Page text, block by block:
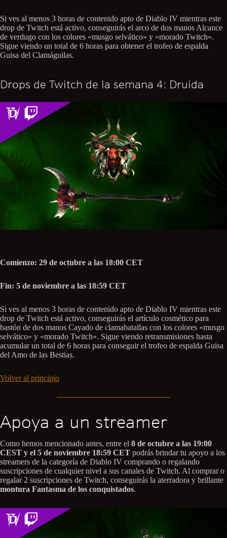
Si ves al menos 3 horas de contenido apto de Diablo IV mientras este
drop de Twitch está activo, conseguirás el arco de dos manos Alcance
de verdugo con los colores «musgo selvático» y «morado Twitch».
Sigue viendo un total de 6 horas para obtener el trofeo de espalda
Guisa del Clamáguilas.
Drops de Twitch de la semana 4: Druida
Comienzo: 29 de octubre a las 18:00 CET
Fin: 5 de noviembre a las 18:59 CET
Si ves al menos 3 horas de contenido apto de Diablo IV mientras este
drop de Twitch está activo, conseguirás el artículo cosmético para
bastón de dos manos Cayado de clamabatallas con los colores «musgo
selvático» y «morado Twitch». Sigue viendo retransmisiones hasta
acumular un total de 6 horas para conseguir el trofeo de espalda Guisa
del Amo de las Bestias.
Volver al principio
Apoya a un streamer
Como hemos mencionado antes, entre el 8 de octubre a las 19:00
CEST y el 5 de noviembre 18:59 CET podrás brindar tu apoyo a los
streamers de la categoría de Diablo IV comprando o regalando
suscripciones de cualquier nivel a sus canales de Twitch. Al comprar o
regalar 2 suscripciones de Twitch, conseguirás la aterradora y brillante
montura Fantasma de los conquistados.